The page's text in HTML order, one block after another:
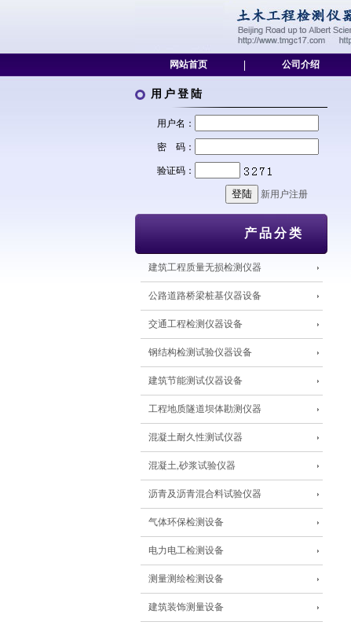
网站首页
公司介绍
用户登陆
用户名：
密 码：
验证码：
新用户注册
产品分类
建筑工程质量无损检测仪器
公路道路桥梁桩基仪器设备
交通工程检测仪器设备
钢结构检测试验仪器设备
建筑节能测试仪器设备
工程地质隧道坝体勘测仪器
混凝土耐久性测试仪器
混凝土,砂浆试验仪器
沥青及沥青混合料试验仪器
气体环保检测设备
电力电工检测设备
测量测绘检测设备
建筑装饰测量设备